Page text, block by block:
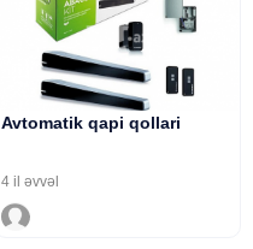
Avtomatik qapi qollari
4 il əvvəl